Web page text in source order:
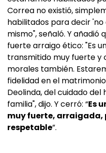
Correa no existió,
habilitados para decir
mismo", señaló. Y añadió
fuerte arraigo ético: "Es
transmitido muy fuerte y
morales también.
fidelidad en el
Deolinda, del cuidado del
familia", dijo. Y cerró: “Es
muy fuerte, arraigada,
respetable”.